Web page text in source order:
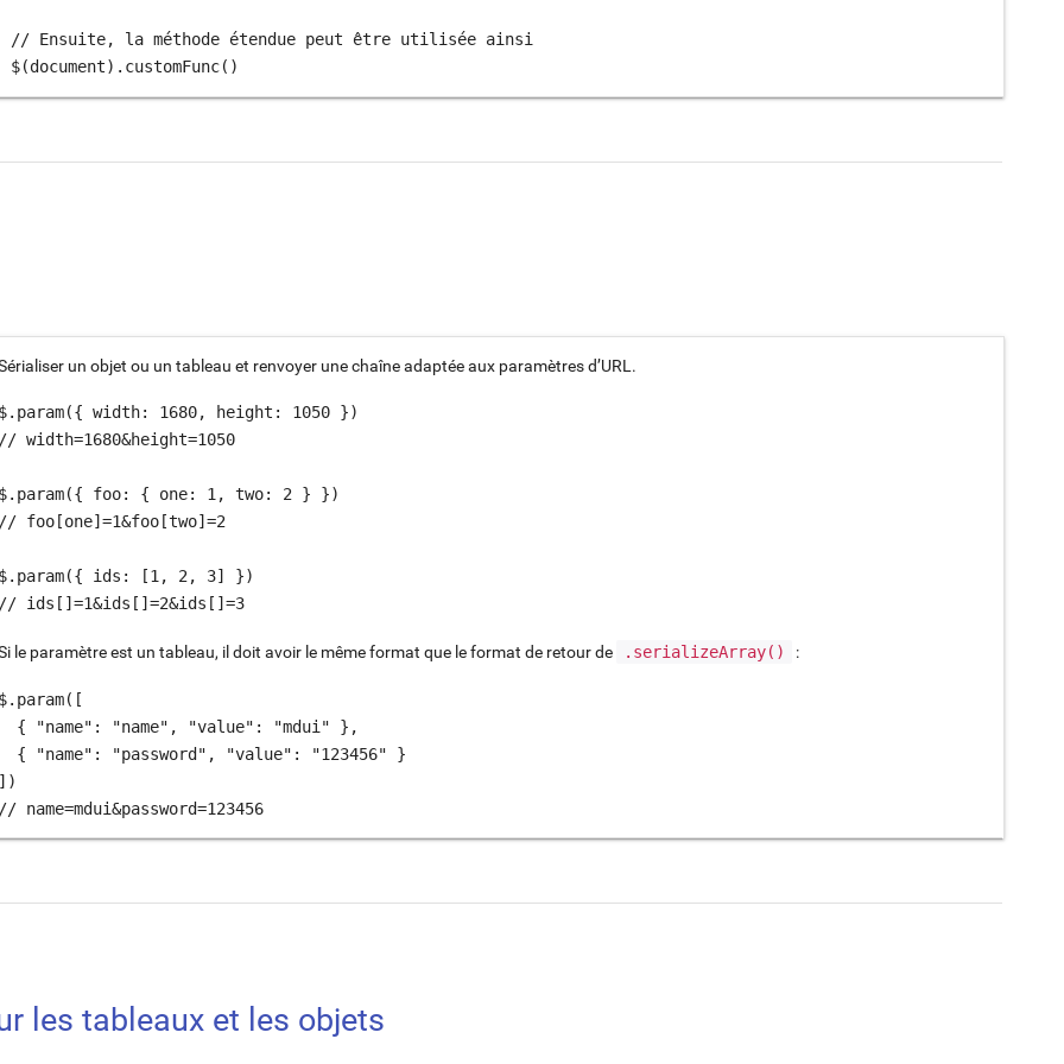
// Ensuite, la méthode étendue peut être utilisée ainsi
$(document).customFunc()
un objet ou un tableau et renvoyer une chaîne adaptée aux paramètres d’URL.
width: 1680, height: 1050 })
width=1680&height=1050
foo: { one: 1, two: 2 } })
foo[one]=1&foo[two]=2
ids: [1, 2, 3] })
ids[]=1&ids[]=2&ids[]=3
le paramètre est un tableau, il doit avoir le même format que le format de retour de .serializeArray() :
{ "name": "name", "value": "mdui" },
{ "name": "password", "value": "123456" }
name=mdui&password=123456
les tableaux et les objets